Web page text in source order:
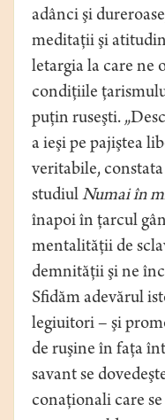
adânci şi
meditaţii şi
letargia la care ne
condiţiile
puţin ruseşti.
a ieşi pe pajiştea
veritabile,
studiulNumai în
înapoi în ţarcul
mentalităţii de
demnităţii şi ne
Sfidăm adevărul
legiuitori – şi
de ruşine în faţa
savant se
conaţionali care